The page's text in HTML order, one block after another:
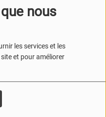
nous
les services et les
et pour améliorer
SPÉCIALE 12
ZIG ZAG CAFÉ